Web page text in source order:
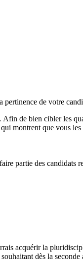
de votre
de bien cibler les
montrent que vous
partie des candidats
acquérir la
dès la